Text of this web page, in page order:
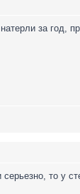
за год,
то у